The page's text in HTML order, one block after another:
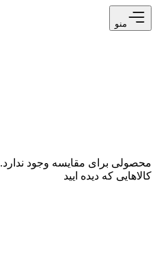
منو
محصولی برای مقایسه وجود ندارد.
کالاهایی که دیده ایید